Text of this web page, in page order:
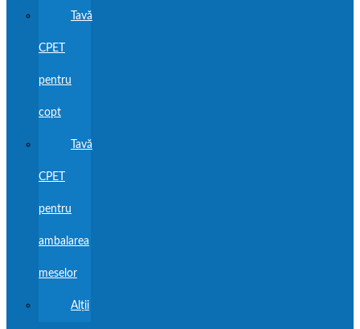
Tavă
CPET
pentru
copt
Tavă
CPET
pentru
ambalarea
meselor
Alţii